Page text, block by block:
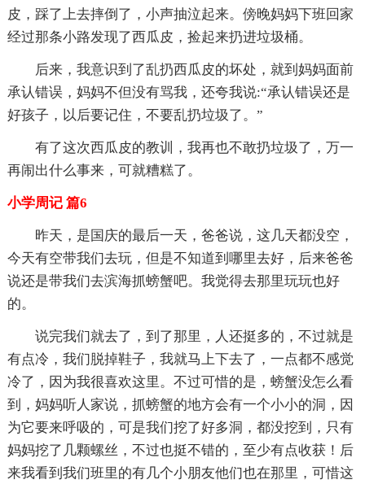
皮，踩了上去摔倒了，小声抽泣起来。傍晚妈妈下班回家
经过那条小路发现了西瓜皮，捡起来扔进垃圾桶。
后来，我意识到了乱扔西瓜皮的坏处，就到妈妈面前
承认错误，妈妈不但没有骂我，还夸我说:“承认错误还是
好孩子，以后要记住，不要乱扔垃圾了。”
有了这次西瓜皮的教训，我再也不敢扔垃圾了，万一
再闹出什么事来，可就糟糕了。
小学周记 篇6
昨天，是国庆的最后一天，爸爸说，这几天都没空，
今天有空带我们去玩，但是不知道到哪里去好，后来爸爸
说还是带我们去滨海抓螃蟹吧。我觉得去那里玩玩也好
的。
说完我们就去了，到了那里，人还挺多的，不过就是
有点冷，我们脱掉鞋子，我就马上下去了，一点都不感觉
冷了，因为我很喜欢这里。不过可惜的是，螃蟹没怎么看
到，妈妈听人家说，抓螃蟹的地方会有一个小小的洞，因
为它要来呼吸的，可是我们挖了好多洞，都没挖到，只有
妈妈挖了几颗螺丝，不过也挺不错的，至少有点收获！后
来我看到我们班里的有几个小朋友他们也在那里，可惜这